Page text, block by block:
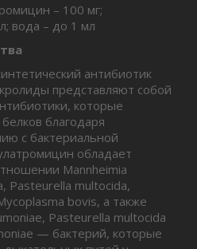
– 100 мг;
вода – до 1 мл
антибиотик
представляют собой
которые
благодаря
с бактериальной
обладает
Mannheimia
Pasteurella multocida,
bovis, а также
Pasteurella multocida
— бактерий, которые